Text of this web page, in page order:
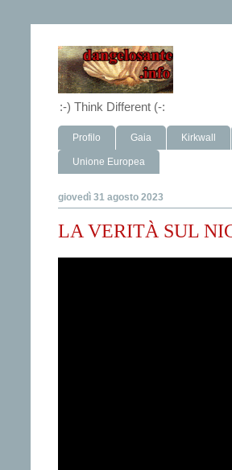
:-) Think Different (-:
Profilo Gaia Kirkwall
Unione Europea
giovedì 31 agosto 2023
LA VERITÀ SUL